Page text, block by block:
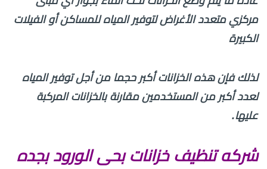
مركزي متعدد الأغراض لتوفير المياه للمساكن أو الفيلات
الكبيرة
لذلك فإن هذه الخزانات أكبر حجما من أجل توفير المياه
لعدد أكبر من المستخدمين مقارنة بالخزانات المركبة
عليها.
شركه تنظيف خزانات بحى الورود بجده